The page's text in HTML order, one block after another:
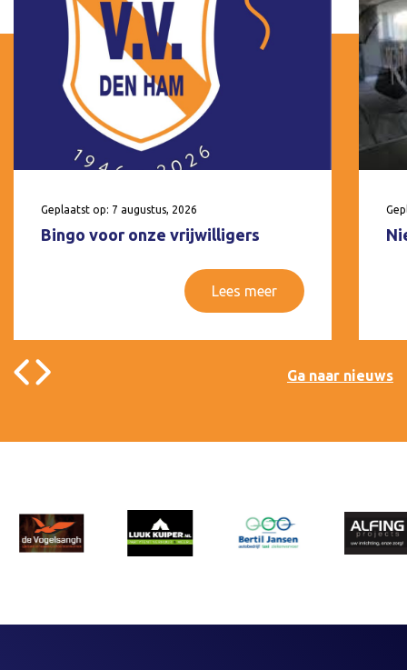
Geplaatst op: 7 augustus, 2026
Bingo voor onze vrijwilligers
Lees meer
Ga naar nieuws